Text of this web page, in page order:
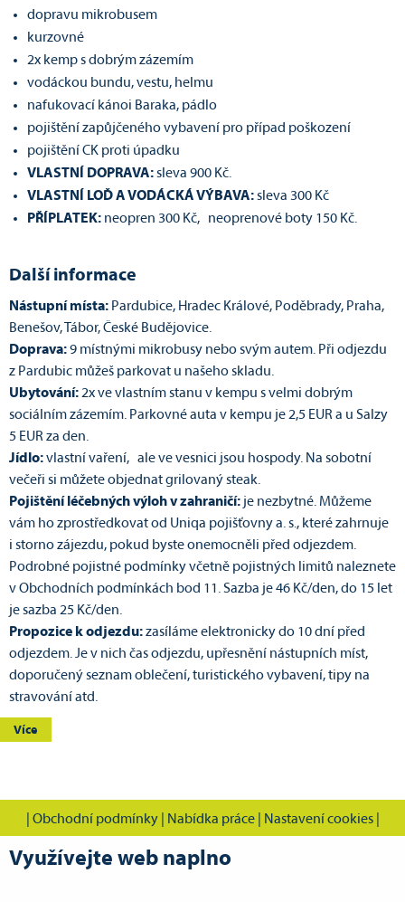
dopravu mikrobusem
kurzovné
2x kemp s dobrým zázemím
vodáckou bundu, vestu, helmu
nafukovací kánoi Baraka, pádlo
pojištění zapůjčeného vybavení pro případ poškození
pojištění CK proti úpadku
VLASTNÍ DOPRAVA:sleva 900 Kč.
VLASTNÍ LOĎ A VODÁCKÁ VÝBAVA:sleva 300 Kč
PŘÍPLATEK: neopren 300 Kč, neoprenové boty 150 Kč.
Další informace
Nástupní místa: Pardubice, Hradec Králové, Poděbrady, Praha,
Benešov, Tábor, České Budějovice.
Doprava:9 místnými mikrobusy nebo svým autem. Při odjezdu
z Pardubic můžeš parkovat u našeho skladu.
Ubytování:2x ve vlastním stanu v kempu s velmi dobrým
sociálním zázemím. Parkovné auta v kempu je 2,5 EUR a u Salzy
5 EUR za den.
Jídlo:vlastní vaření, ale ve vesnici jsou hospody. Na sobotní
večeři si můžete objednat grilovaný steak.
Pojištění léčebných výloh v zahraničí: je nezbytné. Můžeme
vám ho zprostředkovat od Uniqa pojišťovny a. s., které zahrnuje
i storno zájezdu, pokud byste onemocněli před odjezdem.
Podrobné pojistné podmínky včetně pojistných limitů naleznete
v Obchodních podmínkách bod 11. Sazba je 46 Kč/den, do 15 let
je sazba 25 Kč/den.
Propozice k odjezdu:zasíláme elektronicky do 10 dní před
odjezdem. Je v nich čas odjezdu, upřesnění nástupních míst,
doporučený seznam oblečení, turistického vybavení, tipy na
stravování atd.
Více
Obchodní podmínky| Nabídka práce| Nastavení cookies|
Využívejte web naplno